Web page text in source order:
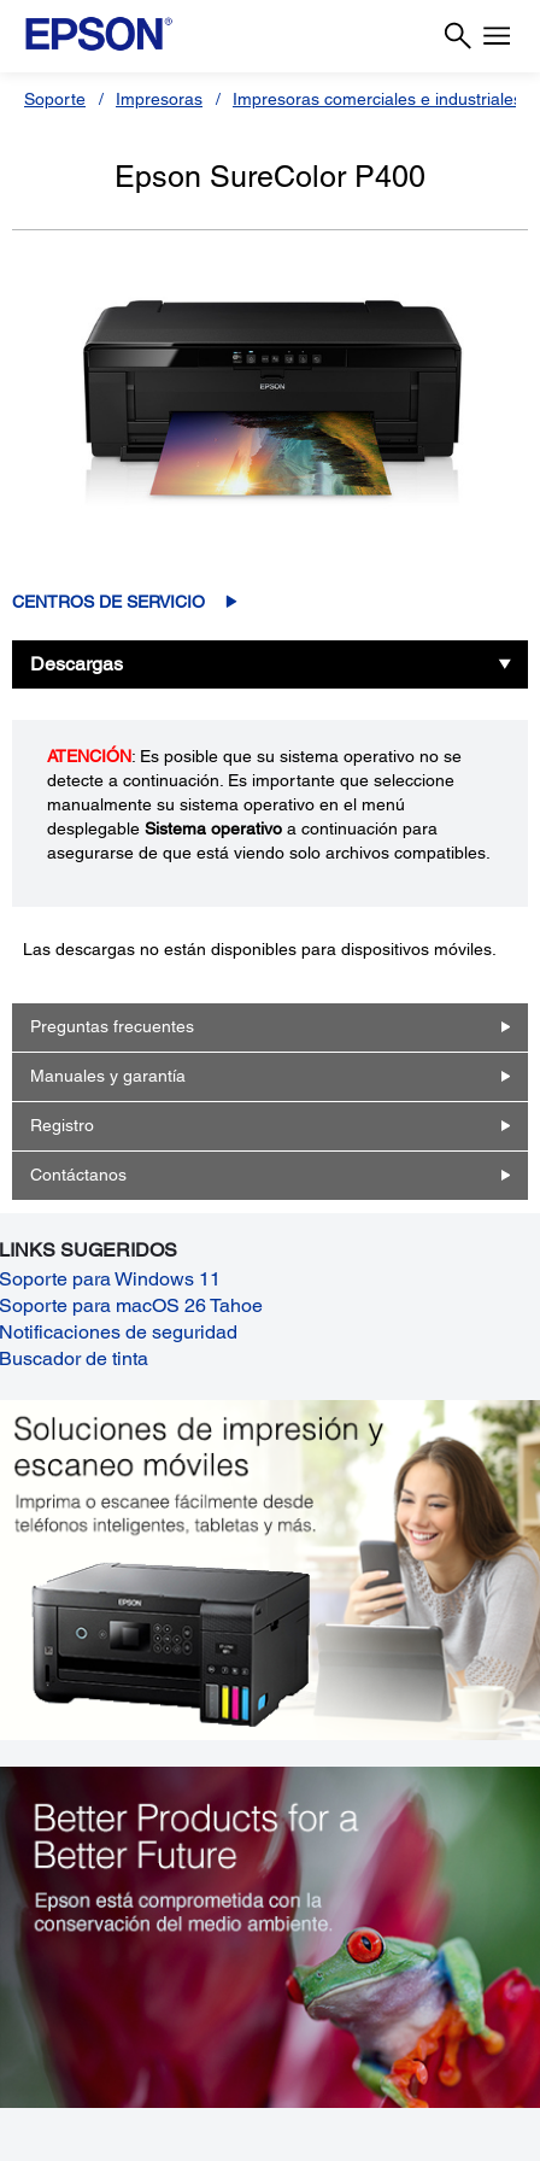
Soporte Impresoras Impresoras comerciales e industriales
Epson SureColor P400
CENTROS DE SERVICIO
Descargas
ATENCIÓN: Es posible que su sistema operativo no se
detecte a continuación. Es importante que seleccione
manualmente su sistema operativo en el menú
desplegable Sistema operativo a continuación para
asegurarse de que está viendo solo archivos compatibles.
Las descargas no están disponibles para dispositivos móviles.
Preguntas frecuentes
Manuales y garantía
Registro
Contáctanos
LINKS SUGERIDOS
Soporte para Windows 11
Soporte para macOS 26 Tahoe
Notificaciones de seguridad
Buscador de tinta